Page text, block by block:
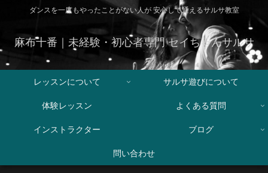
ダンスを一度もやったことがない人が 安心して通えるサルサ教室
麻布十番｜未経験・初心者専門 セイちゃんサルサ
レッスンについて サルサ遊びについて
体験レッスン よくある質問
インストラクター ブログ
問い合わせ